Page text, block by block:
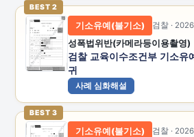
BEST 2
기소유예(불기소) 검찰 ·
성폭법위반(카메라등이용촬영)
검찰 교육이수조건부 기소유
귀
사례 심화해설
BEST 3
기소유예(불기소) 검찰 ·